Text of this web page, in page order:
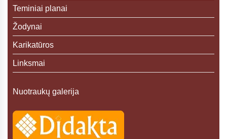
Teminiai planai
Žodynai
Karikatūros
Linksmai
Nuotraukų galerija